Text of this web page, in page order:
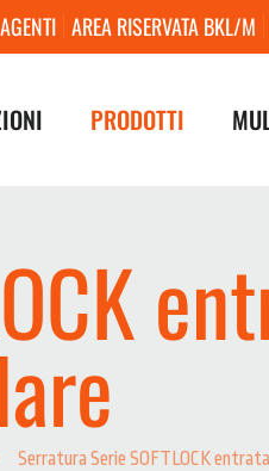
AGENTI AREA RISERVATA BKL/M
PRODOTTI
Serratura Serie SOFTLOCK